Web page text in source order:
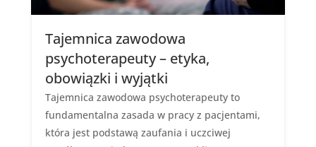
Tajemnica zawodowa
psychoterapeuty – etyka,
obowiązki i wyjątki
Tajemnica zawodowa psychoterapeuty to
fundamentalna zasada w pracy z pacjentami,
która jest podstawą zaufania i uczciwej